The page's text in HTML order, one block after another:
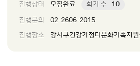
진행상태 모집완료 회기 수 10
진행문의
02-2606-2015
진행장소
강서구건강가정다문화가족지원